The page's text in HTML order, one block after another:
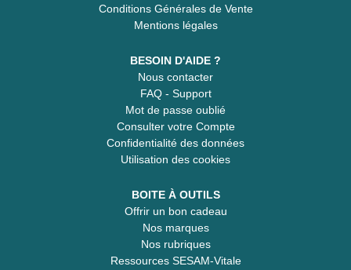
Conditions Générales de Vente
Mentions légales
BESOIN D'AIDE ?
Nous contacter
FAQ - Support
Mot de passe oublié
Consulter votre Compte
Confidentialité des données
Utilisation des cookies
BOITE À OUTILS
Offrir un bon cadeau
Nos marques
Nos rubriques
Ressources SESAM-Vitale